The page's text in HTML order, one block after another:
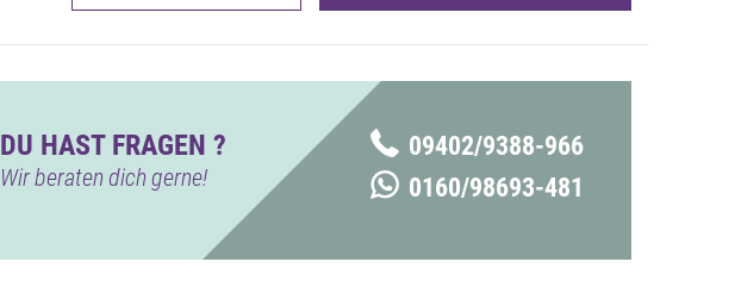
DU HAST FRAGEN ?
Wir beraten dich gerne!
09402/9388-966
0160/98693-481